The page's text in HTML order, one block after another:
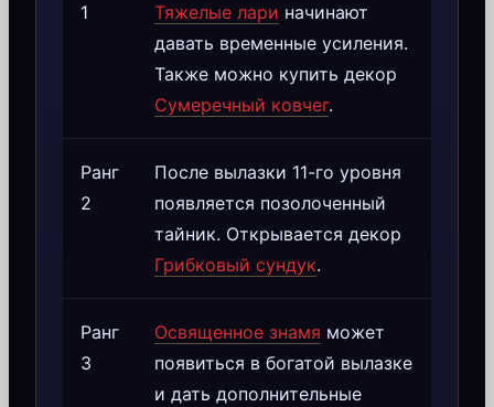
1
Тяжелые лари начинают
давать временные усиления.
Также можно купить декор
Сумеречный ковчег.
Ранг
2
После вылазки 11-го уровня
появляется позолоченный
тайник. Открывается декор
Грибковый сундук.
Ранг
3
Освященное знамя может
появиться в богатой вылазке
и дать дополнительные